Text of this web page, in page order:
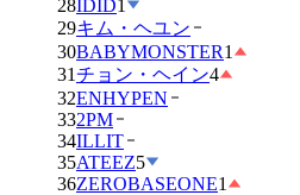
28IDID1
29キム・ヘユン
30BABYMONSTER1
31チョン・ヘイン4
32ENHYPEN
332PM
34ILLIT
35ATEEZ5
36ZEROBASEONE1